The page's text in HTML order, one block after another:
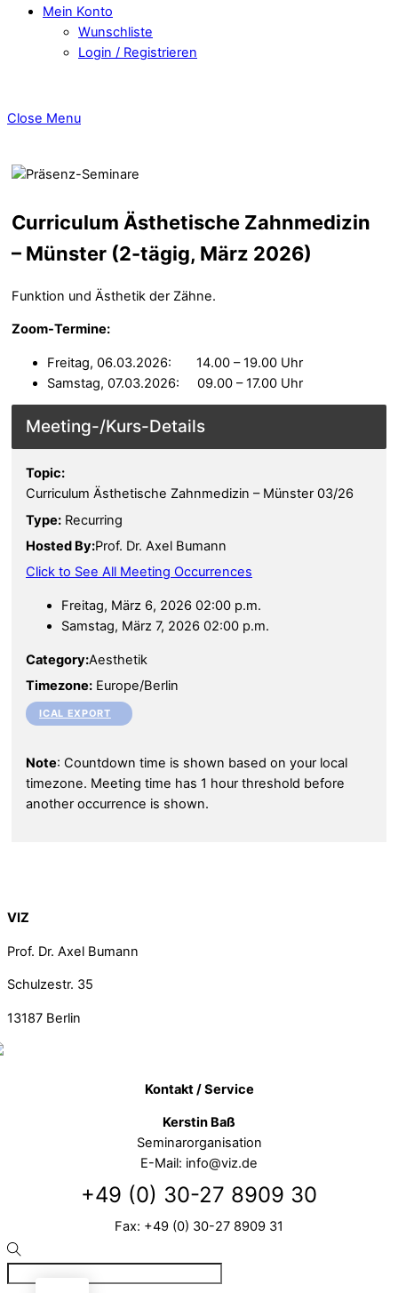
Mein Konto
Wunschliste
Login / Registrieren
Close Menu
Curriculum Ästhetische Zahnmedizin
– Münster (2-tägig, März 2026)
Funktion und Ästhetik der Zähne.
Zoom-Termine:
Freitag, 06.03.2026: 14.00 – 19.00 Uhr
Samstag, 07.03.2026: 09.00 – 17.00 Uhr
Details
Topic:
Curriculum Ästhetische Zahnmedizin – Münster 03/26
Type: Recurring
Hosted By:Prof. Dr. Axel Bumann
Click to See All Meeting Occurrences
Freitag, März 6, 2026 02:00 p.m.
Samstag, März 7, 2026 02:00 p.m.
Category:Aesthetik
Timezone: Europe/Berlin
ICAL EXPORT
Note: Countdown time is shown based on your local
timezone. Meeting time has 1 hour threshold before
another occurrence is shown.
VIZ
Prof. Dr. Axel Bumann
Schulzestr. 35
13187 Berlin
Kontakt / Service
Kerstin Baß
Seminarorganisation
E-Mail: info@viz.de
+49 (0) 30-27 8909 30
Fax: +49 (0) 30-27 8909 31